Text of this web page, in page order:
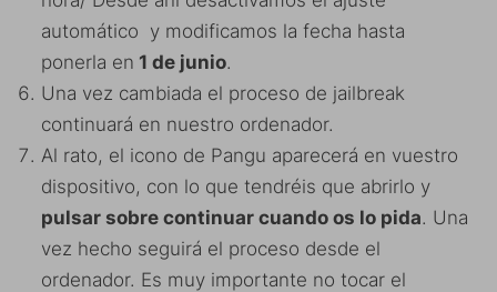
automático y modificamos la fecha hasta
ponerla en 1 de junio.
Una vez cambiada el proceso de jailbreak
continuará en nuestro ordenador.
Al rato, el icono de Pangu aparecerá en vuestro
dispositivo, con lo que tendréis que abrirlo y
pulsar sobre continuar cuando os lo pida. Una
vez hecho seguirá el proceso desde el
ordenador. Es muy importante no tocar el